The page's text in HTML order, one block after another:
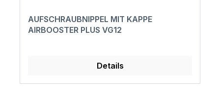
AUFSCHRAUBNIPPEL MIT KAPPE
AIRBOOSTER PLUS VG12
Details